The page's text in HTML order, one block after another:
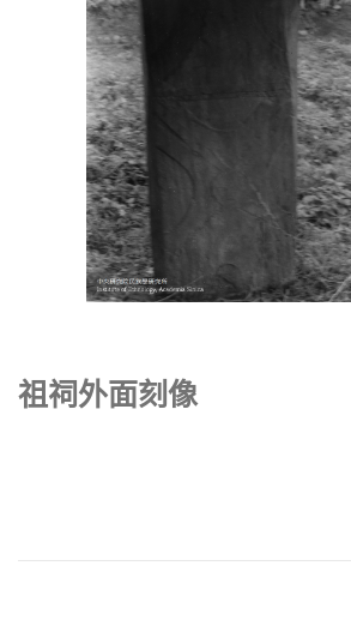
祖祠外面刻像